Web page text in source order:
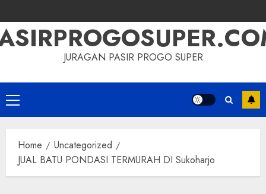
JURAGAN PASIR PROGO SUPER
Primary
Menu
Home
Uncategorized
JUAL BATU PONDASI TERMURAH DI Sukoharjo